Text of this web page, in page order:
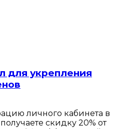
для укрепления
личного кабинета в
скидку 20% от